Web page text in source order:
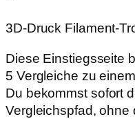
3D‑Druck
Diese Einstiegsseite
5 Vergleiche zu
Du bekommst sofort
Vergleichspfad, ohne